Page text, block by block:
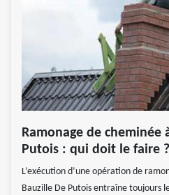
Ramonage de cheminée
Putois : qui doit le faire ?
L’exécution d’une opération de
Bauzille De Putois entraîne toujours